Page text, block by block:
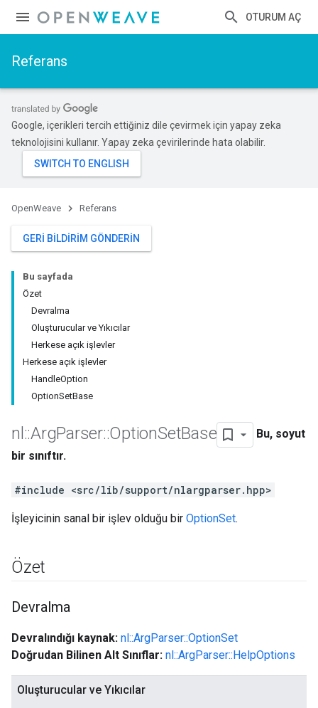
OTURUM AÇ
Referans
Google, içerikleri tercih ettiğiniz dile çevirmek için yapay zeka
teknolojisini kullanır. Yapay zeka çevirilerinde hata olabilir.
OpenWeave Referans
GERI BILDIRIM GÖNDERIN
Bu sayfada
Özet
Devralma
Oluşturucular ve Yıkıcılar
Herkese açık işlevler
Herkese açık işlevler
HandleOption
OptionSetBase
nl ::ArgParser::OptionSetBase
Bu, soyut
bir sınıftır.
#include <src/lib/support/nlargparser.hpp>
İşleyicinin sanal bir işlev olduğu bir OptionSet.
Özet
Devralma
Devralındığı kaynak: nl::ArgParser::OptionSet
Doğrudan Bilinen Alt Sınıflar: nl::ArgParser::HelpOptions
Oluşturucular ve Yıkıcılar